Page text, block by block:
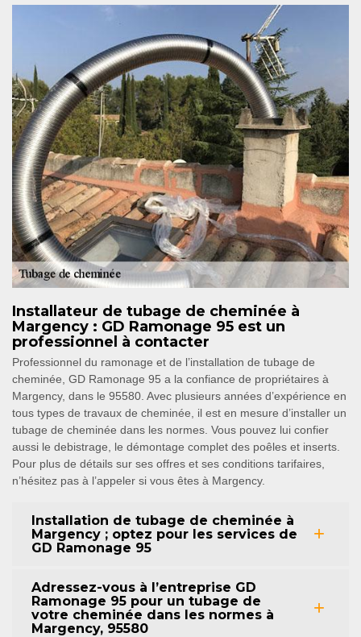
Installateur de tubage de cheminée à
Margency : GD Ramonage 95 est un
professionnel à contacter
Professionnel du ramonage et de l’installation de tubage de
cheminée, GD Ramonage 95 a la confiance de propriétaires à
Margency, dans le 95580. Avec plusieurs années d’expérience en
tous types de travaux de cheminée, il est en mesure d’installer un
tubage de cheminée dans les normes. Vous pouvez lui confier
aussi le debistrage, le démontage complet des poêles et inserts.
Pour plus de détails sur ses offres et ses conditions tarifaires,
n’hésitez pas à l’appeler si vous êtes à Margency.
Installation de tubage de cheminée à
Margency ; optez pour les services de
GD Ramonage 95
Adressez-vous à l’entreprise GD
Ramonage 95 pour un tubage de
votre cheminée dans les normes à
Margency, 95580